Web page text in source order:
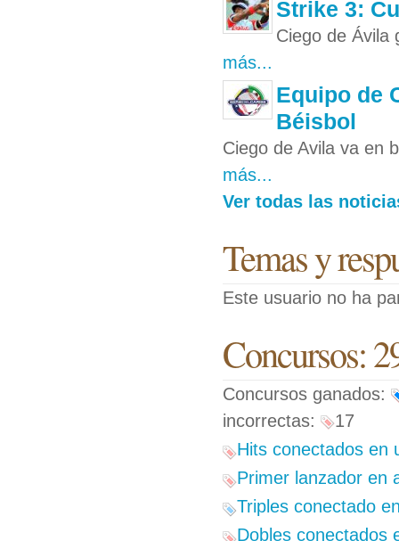
Strike 3:
Ciego de Ávila
más...
Equipo de
Béisbol
Ciego de Avila va en
más...
Ver todas las
Temas y
Este usuario no ha
Concursos:
Concursos ganados:
incorrectas:
17
Hits conectados en
Primer lanzador en
Triples conectado
Dobles conectados